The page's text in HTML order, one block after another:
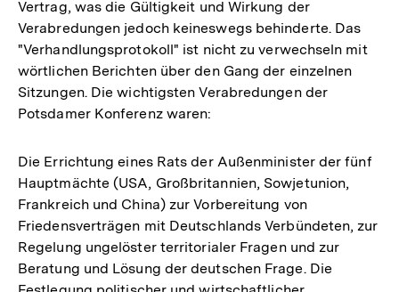
Vertrag, was die Gültigkeit und Wirkung der
Verabredungen jedoch keineswegs behinderte. Das
"Verhandlungsprotokoll" ist nicht zu verwechseln mit
wörtlichen Berichten über den Gang der einzelnen
Sitzungen. Die wichtigsten Verabredungen der
Potsdamer Konferenz waren:
Die Errichtung eines Rats der Außenminister der fünf
Hauptmächte (USA, Großbritannien, Sowjetunion,
Frankreich und China) zur Vorbereitung von
Friedensverträgen mit Deutschlands Verbündeten, zur
Regelung ungelöster territorialer Fragen und zur
Beratung und Lösung der deutschen Frage. Die